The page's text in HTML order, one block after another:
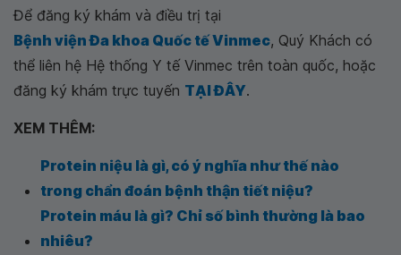
Để đăng ký khám và điều trị tại
Bệnh viện Đa khoa Quốc tế Vinmec, Quý Khách có
thể liên hệ Hệ thống Y tế Vinmec trên toàn quốc, hoặc
đăng ký khám trực tuyến TẠI ĐÂY.
XEM THÊM:
Protein niệu là gì, có ý nghĩa như thế nào
trong chẩn đoán bệnh thận tiết niệu?
Protein máu là gì? Chỉ số bình thường là bao
nhiêu?